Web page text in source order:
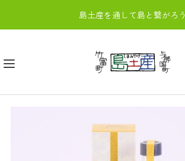
島土産を通して島と繋がろう